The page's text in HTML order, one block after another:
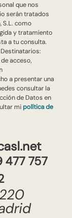
que nos
serán tratados
S.L. como
y tratamiento
a tu consulta.
acceso,
a presentar una
consultar la
de Datos en
mi política de
477 757